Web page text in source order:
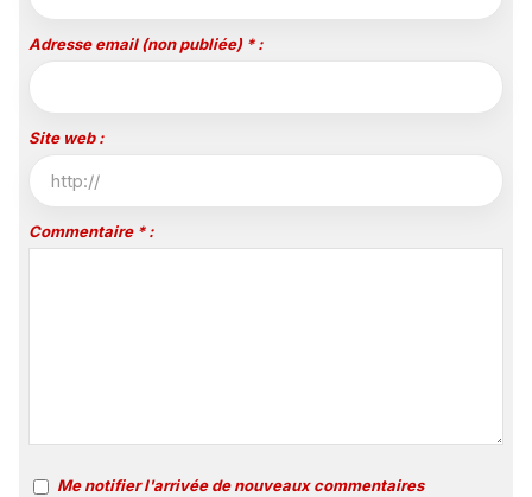
Adresse email (non publiée) * :
Site web :
Commentaire * :
Me notifier l'arrivée de nouveaux commentaires